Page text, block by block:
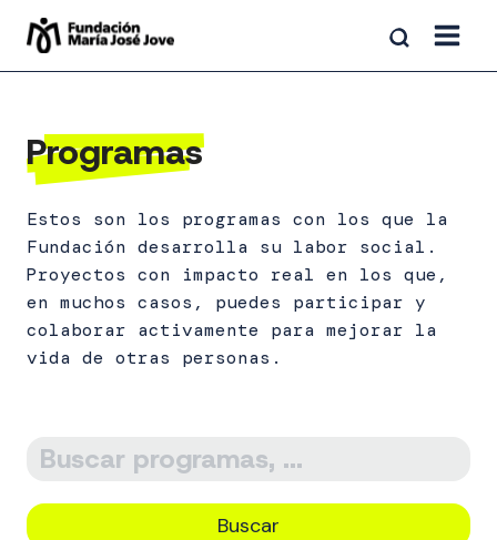
Saltar
contenido
Programas
Estos son los programas con los que la
Fundación desarrolla su labor social.
Proyectos con impacto real en los que,
en muchos casos, puedes participar y
colaborar activamente para mejorar la
vida de otras personas.
Buscar